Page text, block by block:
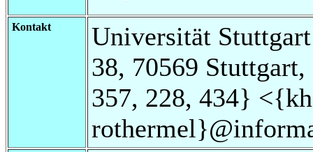
Kontakt
Universität
38, 70569
357, 228, 434}